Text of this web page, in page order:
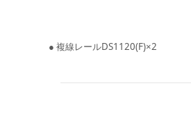
● 複線レールDS1120(F)×2